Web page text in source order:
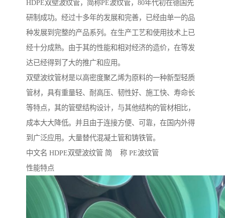
HDPE双壁波纹管，简称PE波纹管，80年代初在德国先
研制成功。经过十多年的发展和完善，已经由单一的品
种发展到完整的产品系列。在生产工艺和使用技术上已
经十分成熟。由于其的性能和相对经济的造价，在等发
达已经得到了大的推广和应用。
双壁波纹管材是以高密度聚乙烯为原料的一种新型轻质
管材，具有重量轻、耐高压、韧性好、施工快、寿命长
等特点，其的管壁结构设计，与其他结构的管材相比，
成本大大降低。并且由于连接方便、可靠，在国内外得
到广泛应用。大量替代混凝土管和铸铁管。
中文名 HDPE双壁波纹管 简 称 PE波纹管
性能特点